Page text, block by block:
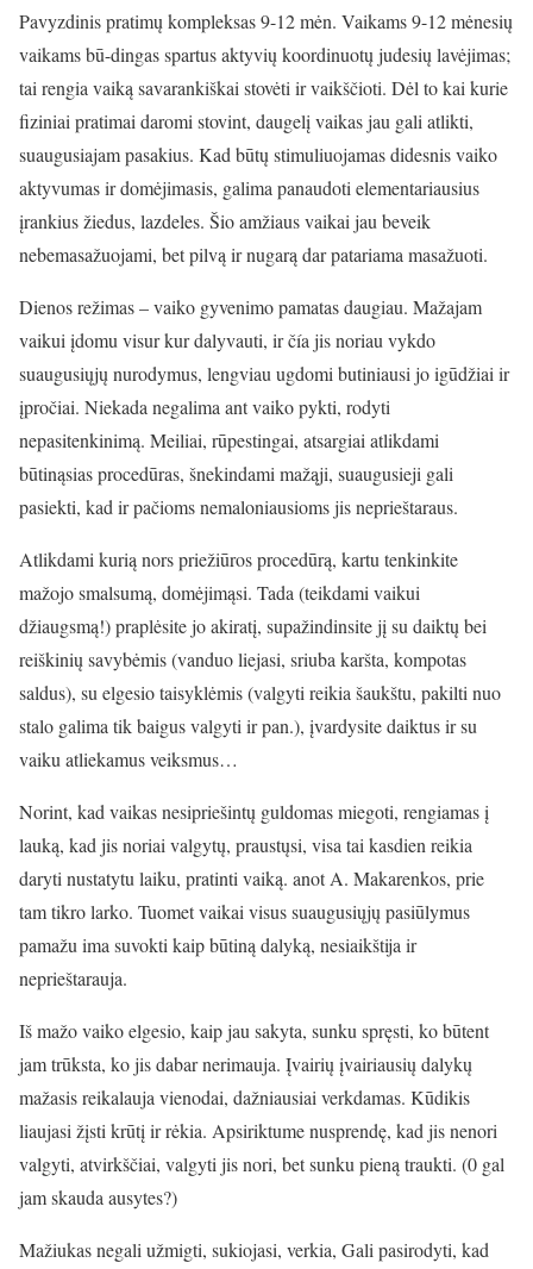
Pavyzdinis pratimų kompleksas 9-12 mėn. Vaikams 9-12 mėnesių
vaikams bū-dingas spartus aktyvių koordinuotų judesių lavėjimas;
tai rengia vaiką savarankiškai stovėti ir vaikščioti. Dėl to kai kurie
fiziniai pratimai daromi stovint, daugelį vaikas jau gali atlikti,
suaugusiajam pasakius. Kad būtų stimuliuojamas didesnis vaiko
aktyvumas ir domėjimasis, galima panaudoti elementariausius
įrankius žiedus, lazdeles. Šio amžiaus vaikai jau beveik
nebemasažuojami, bet pilvą ir nugarą dar patariama masažuoti.
Dienos režimas – vaiko gyvenimo pamatas daugiau. Mažajam
vaikui įdomu visur kur dalyvauti, ir čía jis noriau vykdo
suaugusiųjų nurodymus, lengviau ugdomi butiniausi jo igūdžiai ir
įpročiai. Niekada negalima ant vaiko pykti, rodyti
nepasitenkinimą. Meiliai, rūpestingai, atsargiai atlikdami
būtinąsias procedūras, šnekindami mažąji, suaugusieji gali
pasiekti, kad ir pačioms nemaloniausioms jis neprieštaraus.
Atlikdami kurią nors priežiūros procedūrą, kartu tenkinkite
mažojo smalsumą, domėjimąsi. Tada (teikdami vaikui
džiaugsmą!) praplėsite jo akiratį, supažindinsite jį su daiktų bei
reiškinių savybėmis (vanduo liejasi, sriuba karšta, kompotas
saldus), su elgesio taisyklėmis (valgyti reikia šaukštu, pakilti nuo
stalo galima tik baigus valgyti ir pan.), įvardysite daiktus ir su
vaiku atliekamus veiksmus…
Norint, kad vaikas nesipriešintų guldomas miegoti, rengiamas į
lauką, kad jis noriai valgytų, praustųsi, visa tai kasdien reikia
daryti nustatytu laiku, pratinti vaiką. anot A. Makarenkos, prie
tam tikro larko. Tuomet vaikai visus suaugusiųjų pasiūlymus
pamažu ima suvokti kaip būtiną dalyką, nesiaikštija ir
neprieštarauja.
Iš mažo vaiko elgesio, kaip jau sakyta, sunku spręsti, ko būtent
jam trūksta, ko jis dabar nerimauja. Įvairių įvairiausių dalykų
mažasis reikalauja vienodai, dažniausiai verkdamas. Kūdikis
liaujasi žįsti krūtį ir rėkia. Apsiriktume nusprendę, kad jis nenori
valgyti, atvirkščiai, valgyti jis nori, bet sunku pieną traukti. (0 gal
jam skauda ausytes?)
Mažiukas negali užmigti, sukiojasi, verkia, Gali pasirodyti, kad